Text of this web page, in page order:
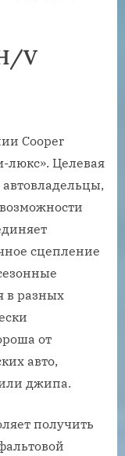
V
Cooper
люкс». Целевая
сцепление
в разных
от
авто,
джипа.
получить